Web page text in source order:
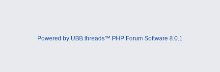
Powered by UBB.threads™ PHP Forum Software 8.0.1